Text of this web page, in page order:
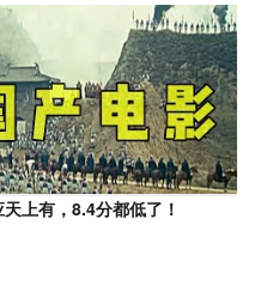
上有，8.4分都低了！